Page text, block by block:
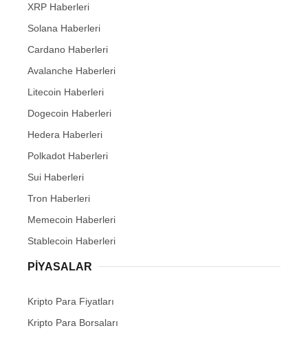
XRP Haberleri
Solana Haberleri
Cardano Haberleri
Avalanche Haberleri
Litecoin Haberleri
Dogecoin Haberleri
Hedera Haberleri
Polkadot Haberleri
Sui Haberleri
Tron Haberleri
Memecoin Haberleri
Stablecoin Haberleri
PIYASALAR
Kripto Para Fiyatları
Kripto Para Borsaları